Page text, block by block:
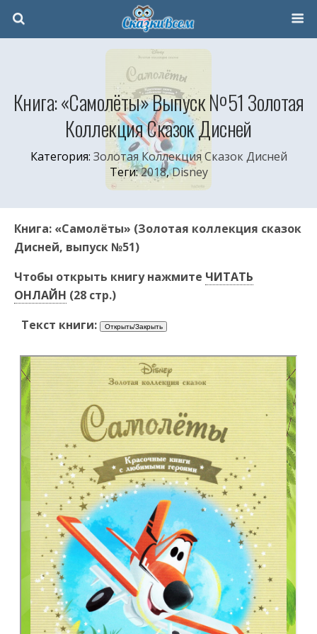
Книга: «Самолёты» Выпуск №51 Золотая
Коллекция Сказок Дисней
Категория: Золотая Коллекция Сказок Дисней
Теги:2018,Disney
Книга: «Самолёты» (Золотая коллекция сказок
Дисней, выпуск №51)
Чтобы открыть книгу нажмите ЧИТАТЬ
ОНЛАЙН (28 стр.)
Текст книги: